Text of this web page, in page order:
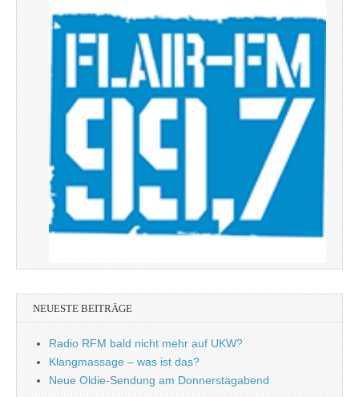
NEUESTE BEITRÄGE
Radio RFM bald nicht mehr auf UKW?
Klangmassage – was ist das?
Neue Oldie-Sendung am Donnerstagabend